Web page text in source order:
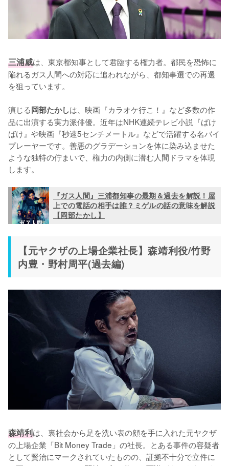
三浦威は、東京都知事として君臨する権力者。都民を恐怖に
陥れるガス人間への対応に追われながら、都知事選での再選
を狙っています。
演じる岡部たかしは、映画『カラオケ行こ！』など多数の作
品に出演する実力派俳優。近年はNHK連続テレビ小説『ばけ
ばけ』や映画『秒速5センチメートル』などで活躍する名バイ
プレーヤーです。善悪のグラデーションを体に染み込ませた
ような独特の佇まいで、権力の内側に潜む人間ドラマを体現
します。
『ガス人間』三浦都知事の最期＆過去を解説！屋
上での電話の相手は誰？ミゲルの話の意味を解説
【岡部たかし】
【元ヤクザの上場企業社長】森靖利役/竹野
内豊・野村周平(過去編)
森靖利は、裏社会から足を洗い表の顔を手に入れた元ヤクザ
の上場企業「Bit Money Trade」の社長。とある事件の容疑者
として賢治にマークされていたものの、証拠不十分で立件に